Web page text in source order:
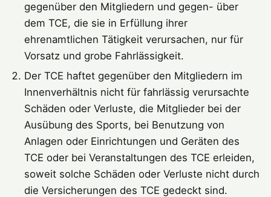
gegenüber den Mitgliedern und gegen- über
dem TCE, die sie in Erfüllung ihrer
ehrenamtlichen Tätigkeit verursachen, nur für
Vorsatz und grobe Fahrlässigkeit.
Der TCE haftet gegenüber den Mitgliedern im
Innenverhältnis nicht für fahrlässig verursachte
Schäden oder Verluste, die Mitglieder bei der
Ausübung des Sports, bei Benutzung von
Anlagen oder Einrichtungen und Geräten des
TCE oder bei Veranstaltungen des TCE erleiden,
soweit solche Schäden oder Verluste nicht durch
die Versicherungen des TCE gedeckt sind.